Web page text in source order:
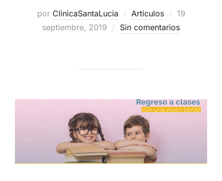
por ClinicaSantaLucia Artículos
Publicado
el
19
septiembre, 2019
Sin comentarios